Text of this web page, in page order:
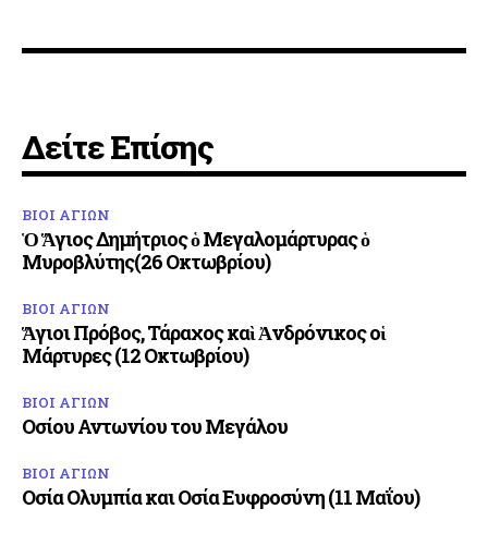
Δείτε Επίσης
ΒΙΟΙ ΑΓΙΩΝ
Ὁ Ἅγιος Δημήτριος ὁ Μεγαλομάρτυρας ὁ
Μυροβλύτης(26 Οκτωβρίου)
ΒΙΟΙ ΑΓΙΩΝ
Ἅγιοι Πρόβος, Τάραχος καὶ Ἀνδρόνικος οἱ
Μάρτυρες (12 Οκτωβρίου)
ΒΙΟΙ ΑΓΙΩΝ
Οσίου Αντωνίου του Μεγάλου
ΒΙΟΙ ΑΓΙΩΝ
Οσία Ολυμπία και Οσία Ευφροσύνη (11 Μαΐου)